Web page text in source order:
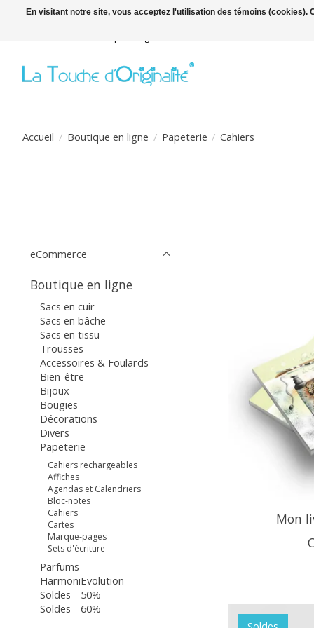
Accueil / Boutique en ligne / Papeterie / Cahiers
eCommerce
Boutique en ligne
Sacs en cuir
Sacs en bâche
Sacs en tissu
Trousses
Accessoires & Foulards
Bien-être
Bijoux
Bougies
Décorations
Divers
Papeterie
Cahiers rechargeables
Affiches
Agendas et Calendriers
Bloc-notes
Cahiers
Cartes
Marque-pages
Sets d'écriture
Parfums
HarmoniEvolution
Soldes - 50%
Soldes - 60%
Mon
En visitant notre site, vous acceptez l'utilisation des témoins